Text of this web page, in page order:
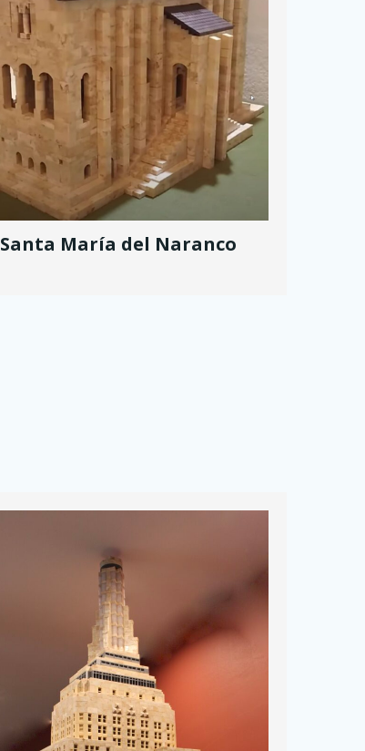
Santa María del Naranco